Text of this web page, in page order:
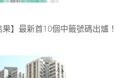
果】最新首10個中籤號碼出爐！